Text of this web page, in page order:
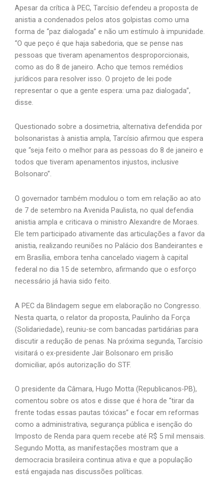
Apesar da crítica à PEC, Tarcísio defendeu a proposta de
anistia a condenados pelos atos golpistas como uma
forma de “paz dialogada” e não um estímulo à impunidade.
“O que peço é que haja sabedoria, que se pense nas
pessoas que tiveram apenamentos desproporcionais,
como as do 8 de janeiro. Acho que temos remédios
jurídicos para resolver isso. O projeto de lei pode
representar o que a gente espera: uma paz dialogada”,
disse.
Questionado sobre a dosimetria, alternativa defendida por
bolsonaristas à anistia ampla, Tarcísio afirmou que espera
que “seja feito o melhor para as pessoas do 8 de janeiro e
todos que tiveram apenamentos injustos, inclusive
Bolsonaro”.
O governador também modulou o tom em relação ao ato
de 7 de setembro na Avenida Paulista, no qual defendia
anistia ampla e criticava o ministro Alexandre de Moraes.
Ele tem participado ativamente das articulações a favor da
anistia, realizando reuniões no Palácio dos Bandeirantes e
em Brasília, embora tenha cancelado viagem à capital
federal no dia 15 de setembro, afirmando que o esforço
necessário já havia sido feito.
A PEC da Blindagem segue em elaboração no Congresso.
Nesta quarta, o relator da proposta, Paulinho da Força
(Solidariedade), reuniu-se com bancadas partidárias para
discutir a redução de penas. Na próxima segunda, Tarcísio
visitará o ex-presidente Jair Bolsonaro em prisão
domiciliar, após autorização do STF.
O presidente da Câmara, Hugo Motta (Republicanos-PB),
comentou sobre os atos e disse que é hora de “tirar da
frente todas essas pautas tóxicas” e focar em reformas
como a administrativa, segurança pública e isenção do
Imposto de Renda para quem recebe até R$ 5 mil mensais.
Segundo Motta, as manifestações mostram que a
democracia brasileira continua ativa e que a população
está engajada nas discussões políticas.